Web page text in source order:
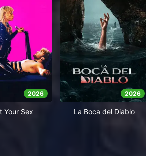
2026
Your Sex
2026
La Boca del Diablo